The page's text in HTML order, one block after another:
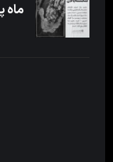
ماه